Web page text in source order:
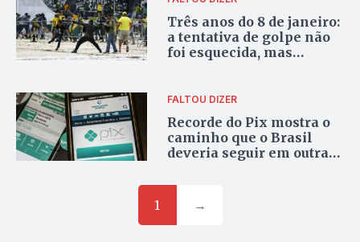
Três anos do 8 de janeiro:
a tentativa de golpe não
foi esquecida, mas
FALTOU DIZER
Recorde do Pix mostra o
caminho que o Brasil
deveria seguir em outras
1 →